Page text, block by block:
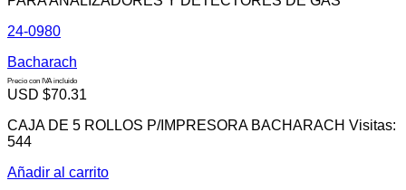
24-0980
Bacharach
Precio con IVA incluido
USD $70.31
CAJA DE 5 ROLLOS P/IMPRESORA BACHARACH Visitas:
544
Añadir al carrito